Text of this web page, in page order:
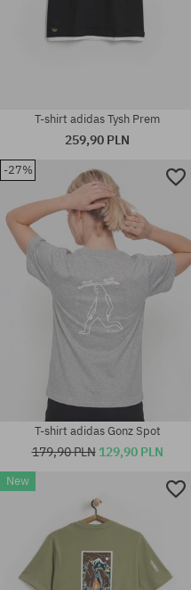
Dostępne rozmiary:
M; L; XL
Dostępne rozmiary:
T-shirt adidas Tysh Prem
259,90 PLN
-27%
T-shirt adidas Gonz Spot
179,90 PLN 129,90 PLN
New